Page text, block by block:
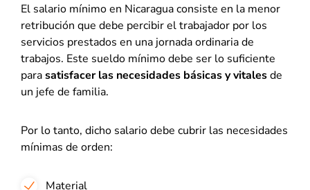
El salario mínimo en Nicaragua consiste en la menor
retribución que debe percibir el trabajador por los
servicios prestados en una jornada ordinaria de
trabajos. Este sueldo mínimo debe ser lo suficiente
parasatisfacer las necesidades básicas y vitalesde
un jefe de familia.
Por lo tanto, dicho salario debe cubrir las necesidades
mínimas de orden:
Material